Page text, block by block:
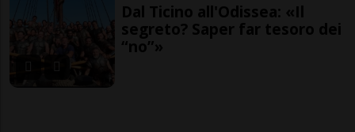
Dal Ticino all'Odissea: «Il
segreto? Saper far tesoro dei
“no”»